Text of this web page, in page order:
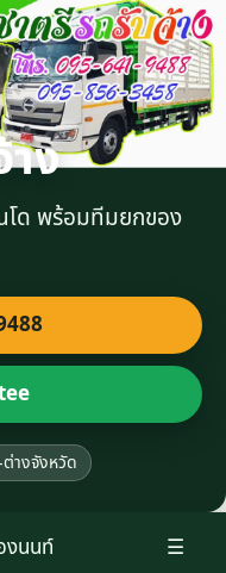
ง
โด พร้อมทีมยกของ
างจังหวัด
☰
งนนท์